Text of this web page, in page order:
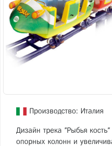
Производство: Италия
Дизайн трека "Рыбья
опорных колонн и